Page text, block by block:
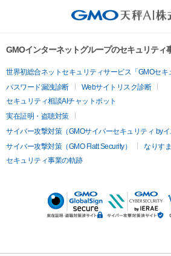
GMOインターネットグループのセキュリティ
世界初総合ネットセキュリティサービス「GMOセキ
パスワード漏洩診断
Webサイトリスク診断
セキュリティ相談AIチャットボット
実在証明・盗聴対策
サイバー攻撃対策（GMOサイバーセキュリティ byイ
サイバー攻撃対策（GMO Flatt Security）
なりす
セキュリティ事業の軌跡